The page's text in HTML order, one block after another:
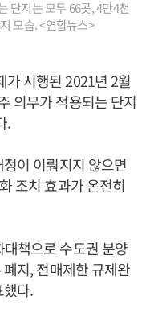
단지는 모두 66곳, 4만4천
모습. <연합뉴스>
가 시행된 2021년 2월
의무가 적용되는 단지
.
이 이뤄지지 않으면
조치 효과가 온전히
책으로 수도권 분양
지, 전매제한 규제완
다.